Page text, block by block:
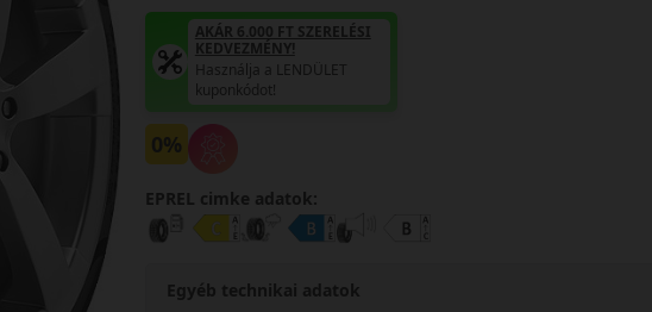
AKÁR 6.000 FT SZERELÉSI
KEDVEZMÉNY!
Használja a LENDÜLET
kuponkódot!
0%
EPREL cimke adatok:
Egyéb technikai adatok